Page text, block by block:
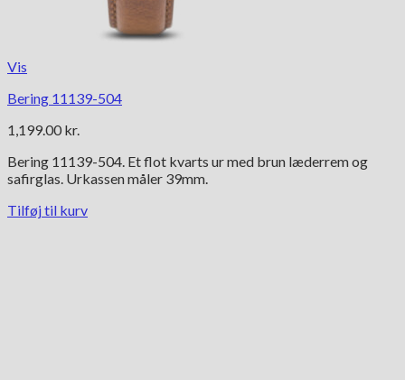
Vis
Bering 11139-504
1,199.00 kr.
Bering 11139-504. Et flot kvarts ur med brun læderrem og
safirglas. Urkassen måler 39mm.
Tilføj til kurv